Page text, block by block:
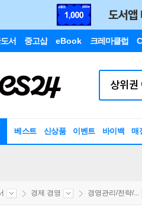
서 중고샵 eBook 크레마클럽
베스트 신상품 이벤트 바이백 매
경제 경영 경영관리/전략/...